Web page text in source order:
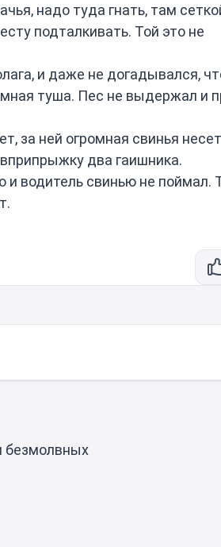
надо туда гнать, там
подталкивать. Той это не
и даже не догадывался,
туша. Пес не выдержал и
за ней огромная свинья
два гаишника.
и водитель свинью не поймал.
безмолвных